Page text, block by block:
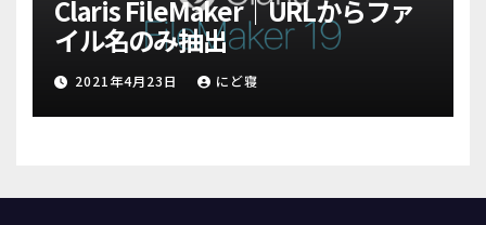
Claris FileMaker｜URLからファ
イル名のみ抽出
2021年4月23日 にど寝